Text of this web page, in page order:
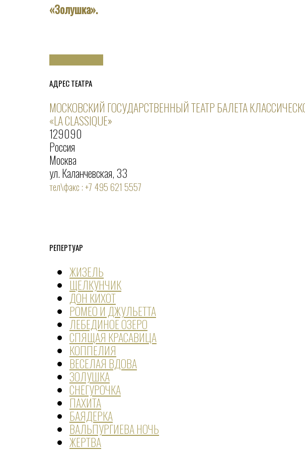
«Золушка».
АДРЕС ТЕАТРА
МОСКОВСКИЙ ГОСУДАРСТВЕННЫЙ ТЕАТР БАЛЕТА
«LA CLASSIQUE»
129090
Россия
Москва
ул. Каланчевская, 33
тел\факс : +7 495 621 5557
РЕПЕРТУАР
ЖИЗЕЛЬ
ЩЕЛКУНЧИК
ДОН КИХОТ
РОМЕО И ДЖУЛЬЕТТА
ЛЕБЕДИНОЕ ОЗЕРО
СПЯЩАЯ КРАСАВИЦА
КОППЕЛИЯ
ВЕСЕЛАЯ ВДОВА
ЗОЛУШКА
СНЕГУРОЧКА
ПАХИТА
БАЯДЕРКА
ВАЛЬПУРГИЕВА НОЧЬ
ЖЕРТВА